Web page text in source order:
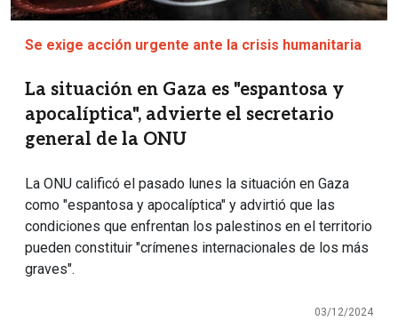
Se exige acción urgente ante la crisis humanitaria
La situación en Gaza es "espantosa y
apocalíptica", advierte el secretario
general de la ONU
La ONU calificó el pasado lunes la situación en Gaza
como "espantosa y apocalíptica" y advirtió que las
condiciones que enfrentan los palestinos en el territorio
pueden constituir "crímenes internacionales de los más
graves".
03/12/2024